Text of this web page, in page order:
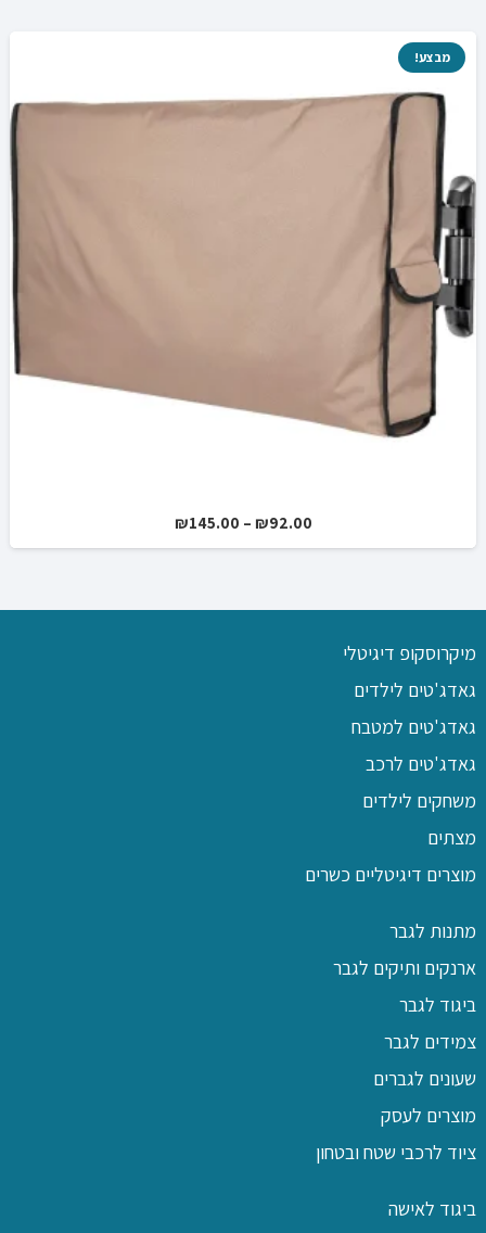
מבצע!
₪92.00
–
₪145.00
מחירים:
עד
מיקרוסקופ דיגיטלי
גאדג'טים לילדים
גאדג'טים למטבח
גאדג'טים לרכב
משחקים לילדים
מצתים
מוצרים דיגיטליים כשרים
מתנות לגבר
ארנקים ותיקים לגבר
ביגוד לגבר
צמידים לגבר
שעונים לגברים
מוצרים לעסק
ציוד לרכבי שטח ובטחון
ביגוד לאישה